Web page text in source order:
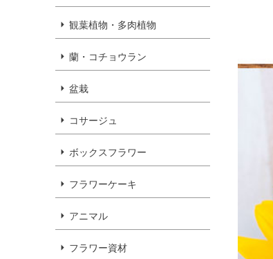
観葉植物・多肉植物
蘭・コチョウラン
盆栽
コサージュ
ボックスフラワー
フラワーケーキ
アニマル
フラワー資材